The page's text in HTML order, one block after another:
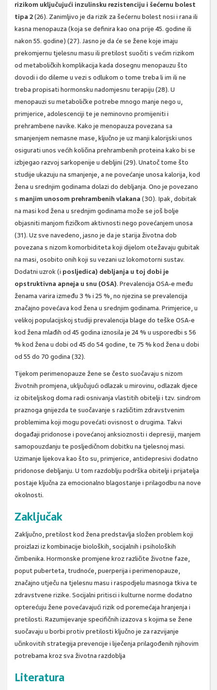
rizikom uključujući inzulinsku rezistenciju i šećernu bolest
tipa 2(26). Zanimljivo je da rizik za šećernu bolest nosi i rana ili
kasna menopauza (koja se definira kao ona prije 45. godine ili
nakon 55. godine) (27). Jasno je da će se žene koje imaju
prekomjernu tjelesnu masu ili pretilost suočiti s većim rizikom
od metaboličkih komplikacija kada dosegnu menopauzu što
dovodi i do dileme u vezi s odlukom o tome treba li im ili ne
treba propisati hormonsku nadomjesnu terapiju (28). U
menopauzi su metaboličke potrebe mnogo manje nego u,
primjerice, adolescenciji te je neminovno promijeniti i
prehrambene navike. Kako je menopauza povezana sa
smanjenjem nemasne mase, ključno je uz manji kalorijski unos
osigurati unos većih količina prehrambenih proteina kako bi se
izbjegao razvoj sarkopenije u debljini (29). Unatoč tome što
studije ukazuju na smanjenje, a ne povećanje unosa kalorija, kod
žena u srednjim godinama dolazi do debljanja. Ono je povezano
s manjim unosom prehrambenih vlakana (30). Ipak, dobitak
na masi kod žena u srednjim godinama može se još bolje
objasniti manjom fizičkom aktivnosti nego povećanjem unosa
(31). Uz sve navedeno, jasno je da je starija životna dob
povezana s nizom komorbiditeta koji dijelom otežavaju gubitak
na masi, osobito onih koji su vezani uz lokomotorni sustav.
Dodatni uzrok (i posljedica) debljanja u toj dobi je
opstruktivna apneja u snu (OSA). Prevalencija OSA-e među
ženama varira između 3 % i 25 %, no njezina se prevalencija
značajno povećava kod žena u srednjim godinama. Primjerice, u
velikoj populacijskoj studiji prevalencija blage do teške OSA-e
kod žena mlađih od 45 godina iznosila je 24 % u usporedbi s 56
% kod žena u dobi od 45 do 54 godine, te 75 % kod žena u dobi
od 55 do 70 godina (32).
Tijekom perimenopauze žene se često suočavaju s nizom
životnih promjena, uključujući odlazak u mirovinu, odlazak djece
iz obiteljskog doma radi osnivanja vlastitih obitelji i tzv. sindrom
praznoga gnijezda te suočavanje s različitim zdravstvenim
problemima koji mogu povećati ovisnost o drugima. Takvi
događaji pridonose i povećanoj anksioznosti i depresiji, manjem
samopouzdanju te posljedičnom dobitku na tjelesnoj masi.
Uzimanje lijekova kao što su, primjerice, antidepresivi dodatno
pridonose debljanju. U tom razdoblju podrška obitelji i prijatelja
postaje ključna za emocionalno blagostanje i prilagodbu na nove
okolnosti.
Zaključak
Zaključno, pretilost kod žena predstavlja složen problem koji
proizlazi iz kombinacije bioloških, socijalnih i psiholoških
čimbenika. Hormonske promjene kroz različite životne faze,
poput puberteta, trudnoće, puerperija i perimenopauze,
značajno utječu na tjelesnu masu i raspodjelu masnoga tkiva te
zdravstvene rizike. Socijalni pritisci i kulturne norme dodatno
opterećuju žene povećavajući rizik od poremećaja hranjenja i
pretilosti. Razumijevanje specifičnih izazova s kojima se žene
suočavaju u borbi protiv pretilosti ključno je za razvijanje
učinkovitih strategija prevencije i liječenja prilagođenih njihovim
potrebama kroz sva životna razdoblja
Literatura